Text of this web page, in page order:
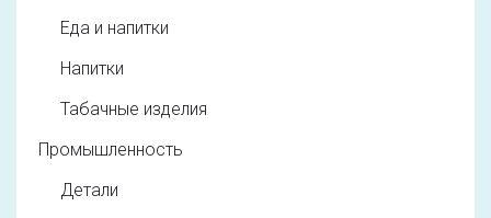
Еда и напитки
Напитки
Табачные изделия
Промышленность
Детали